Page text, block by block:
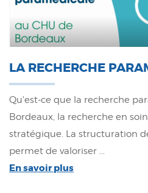
LA RECHERCHE
Qu'est-ce que la recherche
Bordeaux, la recherche en
stratégique. La structuration
permet de valoriser ...
En savoir plus